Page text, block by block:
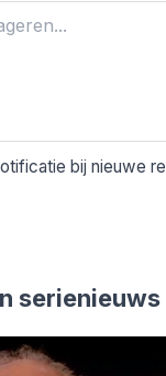
bij nieuwe
serienieuws